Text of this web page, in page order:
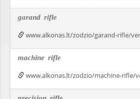
garand rifle
www.alkonas.lt/zodzio/garand-rifle/
machine rifle
www.alkonas.lt/zodzio/machine-rifle/